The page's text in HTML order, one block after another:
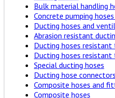
Bulk material handling
Concrete pumping
Ducting hoses and
Abrasion resistant
Ducting hoses
Ducting hoses resistant
Special ducting hoses
Ducting hose connectors
Composite hoses and
Composite hoses